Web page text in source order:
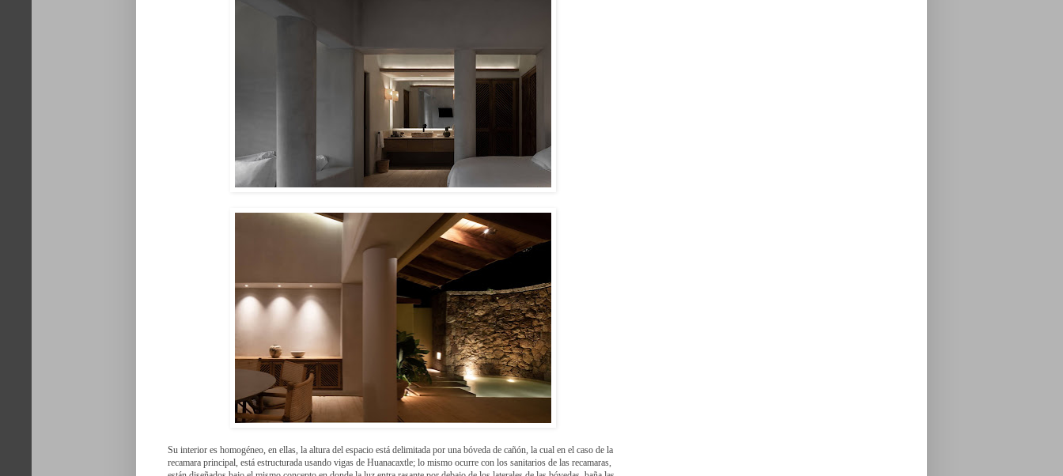
Su interior es homogéneo, en ellas, la altura del espacio está delimitada por una bóveda de cañón, la cual en el caso de la
recamara principal, está estructurada usando vigas de Huanacaxtle; lo mismo ocurre con los sanitarios de las recamaras,